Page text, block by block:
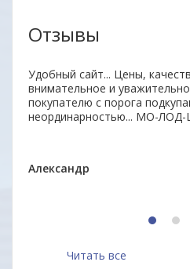
Отзывы
Удобный сайт... Цены,
внимательное и
покупателю с порога
неординарностью... МО-ЛОД-
Александр
1 2
Читать все